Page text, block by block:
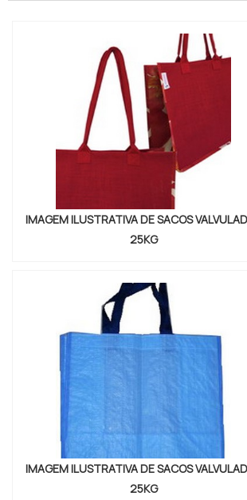
internet por sacos de polietileno
empresa comprometida com seus
descobre a B2 Plásticos.
saco plástico com aba adesiva e capa
IMAGEM ILUSTRATIVA DE SACOS
25KG
IMAGEM ILUSTRATIVA DE SACOS
25KG